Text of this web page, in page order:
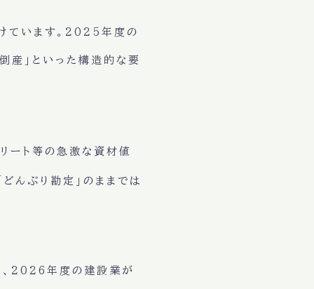
ています。2025年度の
産」といった構造的な要
ート等の急激な資材値
んぶり勘定」のままでは
、2026年度の建設業が